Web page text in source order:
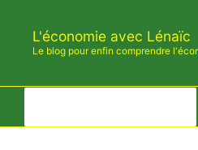
contenu
L'économie avec Lénaïc
Le blog pour enfin comprendre